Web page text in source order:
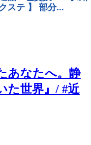
あなたへ。静
た世界』/ #近